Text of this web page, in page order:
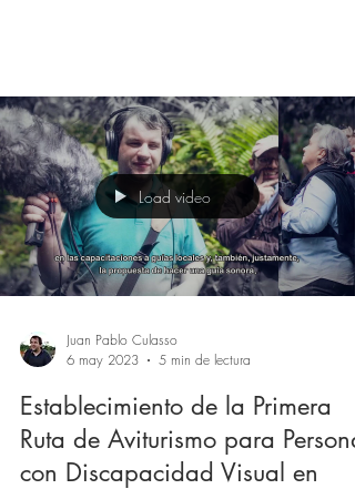
Load video
Juan Pablo Culasso
6 may 2023
5 min de lectura
Establecimiento de la Primera
Ruta de Aviturismo para
con Discapacidad Visual en